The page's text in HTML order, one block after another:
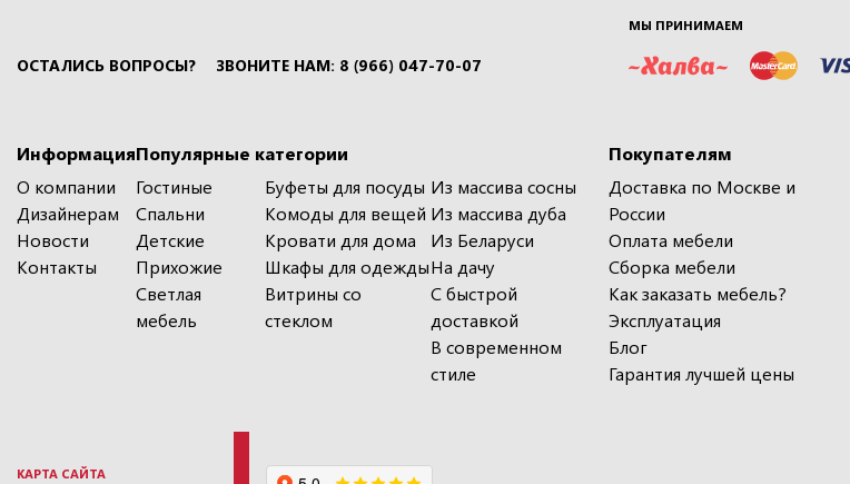
ОСТАЛИСЬ ВОПРОСЫ? ЗВОНИТЕ НАМ: 8 (966) 047-70-07
МЫ ПРИНИМАЕМ
Информация
О компании
Дизайнерам
Новости
Контакты
Популярные категории
Гостиные
Спальни
Детские
Прихожие
Светлая
мебель
Буфеты для посуды
Комоды для вещей
Кровати для дома
Шкафы для одежды
Витрины со
стеклом
Из массива сосны
Из массива дуба
Из Беларуси
На дачу
С быстрой
доставкой
В современном
стиле
Покупателям
Доставка по Москве и
России
Оплата мебели
Сборка мебели
Как заказать мебель?
Эксплуатация
Блог
Гарантия лучшей цены
КАРТА САЙТА